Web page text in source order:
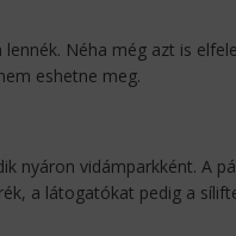
Néha még azt is
eshetne meg.
nyáron vidámparkként. A
a látogatókat pedig a